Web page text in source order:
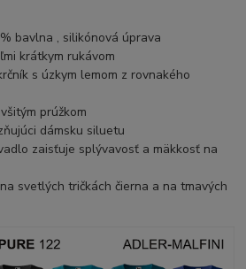
bavlna , silikónová úprava
krátkym rukávom
s úzkym lemom z rovnakého
prúžkom
dámsku siluetu
zaisťuje splývavosť a mäkkosť na
svetlých tričkách čierna a na tmavých